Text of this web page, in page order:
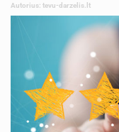
Autorius: tevu-darzelis.lt